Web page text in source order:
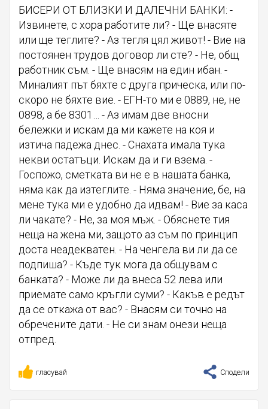
БИСЕРИ ОТ БЛИЗКИ И ДАЛЕЧНИ БАНКИ: -
Извинете, с хора работите ли? - Ще внасяте
или ще теглите? - Аз тегля цял живот! - Вие на
постоянен трудов договор ли сте? - Не, общ
работник съм. - Ще внасям на един ибан. -
Миналият път бяхте с друга прическа, или по-
скоро не бяхте вие. - ЕГН-то ми е 0889, не, не
0898, а бе 8301… - Аз имам две вносни
бележки и искам да ми кажете на коя и
изтича падежа днес. - Снахата имала тука
некви остатъци. Искам да и ги взема. -
Госпожо, сметката ви не е в нашата банка,
няма как да изтеглите. - Няма значение, бе, на
мене тука ми е удобно да идвам! - Вие за каса
ли чакате? - Не, за моя мъж. - Обяснете тия
неща на жена ми, защото аз съм по принцип
доста неадекватен. - На ченгела ви ли да се
подпиша? - Къде тук мога да общувам с
банката? - Може ли да внеса 52 лева или
приемате само кръгли суми? - Какъв е редът
да се откажа от вас? - Внасям си точно на
обречените дати. - Не си знам онези неща
отпред.
гласувай Сподели